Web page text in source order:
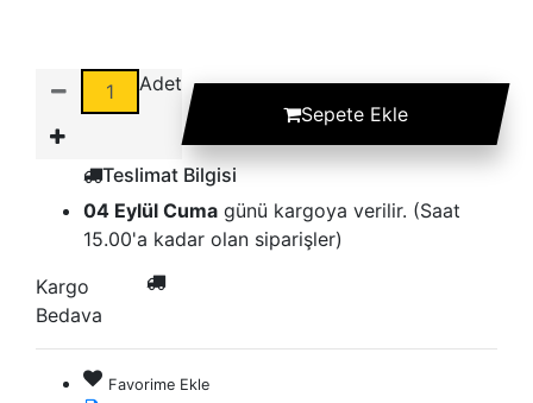
Adet
Sepete Ekle
Teslimat Bilgisi
04 Eylül Cuma günü kargoya verilir. (Saat
15.00'a kadar olan siparişler)
Kargo
Bedava
Favorime Ekle